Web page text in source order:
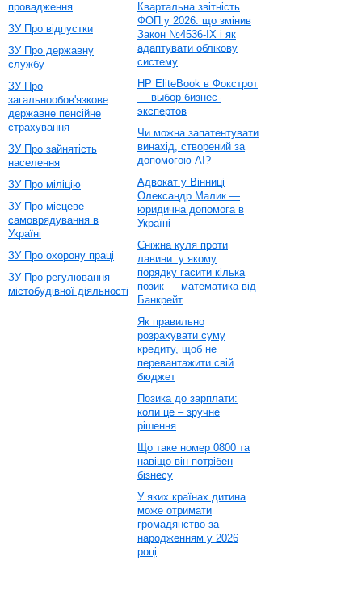
провадження
ЗУ Про відпустки
ЗУ Про державну
службу
ЗУ Про
загальнообов'язкове
державне пенсійне
страхування
ЗУ Про зайнятість
населення
ЗУ Про міліцію
ЗУ Про місцеве
самоврядування в
Україні
ЗУ Про охорону праці
ЗУ Про регулювання
містобудівної діяльності
Квартальна звітність
ФОП у 2026: що змінив
Закон №4536-IX і як
адаптувати облікову
систему
HP EliteBook в Фокстрот
— выбор бизнес-
экспертов
Чи можна запатентувати
винахід, створений за
допомогою AI?
Адвокат у Вінниці
Олександр Малик —
юридична допомога в
Україні
Сніжна куля проти
лавини: у якому
порядку гасити кілька
позик — математика від
Банкрейт
Як правильно
розрахувати суму
кредиту, щоб не
перевантажити свій
бюджет
Позика до зарплати:
коли це – зручне
рішення
Що таке номер 0800 та
навіщо він потрібен
бізнесу
У яких країнах дитина
може отримати
громадянство за
народженням у 2026
році